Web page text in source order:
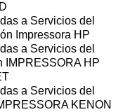
a Servicios del
Impressora HP
a Servicios del
IMPRESSORA HP
a Servicios del
KENON